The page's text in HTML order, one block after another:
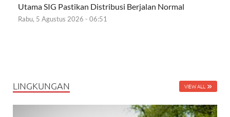
Utama SIG Pastikan Distribusi Berjalan Normal
Rabu, 5 Agustus 2026 - 06:51
LINGKUNGAN VIEW ALL